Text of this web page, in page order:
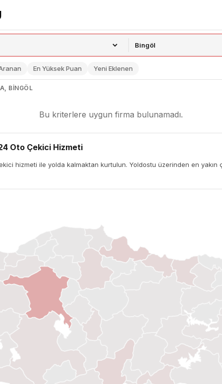
En Yüksek Puan Yeni Eklenen
BINGÖL
Bu kriterlere uygun firma bulunamadı.
Oto Çekici Hizmeti
hizmeti ile yolda kalmaktan kurtulun. Yoldostu üzerinden en yakın